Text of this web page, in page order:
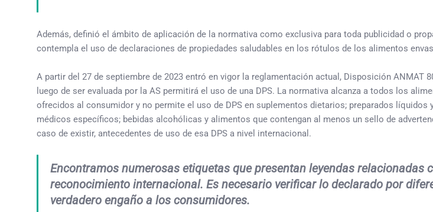
Además, definió el ámbito de aplicación de la normativa como exclusiva para toda publicidad o
contempla el uso de declaraciones de propiedades saludables en los rótulos de los alimentos
A partir del 27 de septiembre de 2023 entró en vigor la reglamentación actual, Disposición ANMAT
luego de ser evaluada por la AS permitirá el uso de una DPS. La normativa alcanza a todos los
ofrecidos al consumidor y no permite el uso de DPS en suplementos dietarios; preparados
médicos específicos; bebidas alcohólicas y alimentos que contengan al menos un sello de
caso de existir, antecedentes de uso de esa DPS a nivel internacional.
Encontramos numerosas etiquetas que presentan leyendas relacionadas
reconocimiento internacional. Es necesario verificar lo declarado por
verdadero engaño a los consumidores.